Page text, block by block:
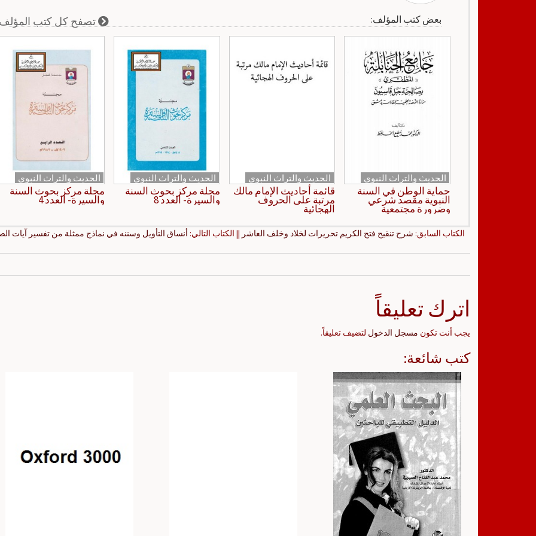
بعض كتب المؤلف: تصفح كل كتب
الحديث والتراث النبوي
حماية الوطن في السنة
النبوية مقصد شرعي
وضرورة مجتمعية
الحديث والتراث النبوي
قائمة أحاديث الإمام مالك
مرتبة على الحروف
الهجائية
الحديث والتراث النبوي
مجلة مركز بحوث السنة
والسيرة- العدد 8
الحديث والتراث النبوي
مجلة مركز بحوث السنة
والسيرة- العدد 4
الكتاب السابق: شرح تنقيح فتح الكريم تحريرات لخلاد وخلف العاشر || الكتاب التالي: أنساق التأويل وسننه في نماذج ممثلة من تفسير آيات
اترك تعليقاً
يجب أنت تكون مسجل الدخول لتضيف تعليقاً.
كتب شائعة: